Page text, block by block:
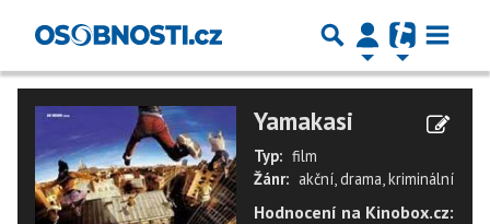
Yamakasi
Typ: film
Žánr: akční, drama, kriminální
Hodnocení na Kinobox.cz: